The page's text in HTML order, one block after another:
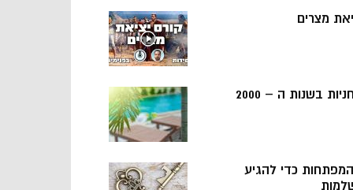
מצרים
בשנות ה – 2000
5 המפתחות כדי להגיע